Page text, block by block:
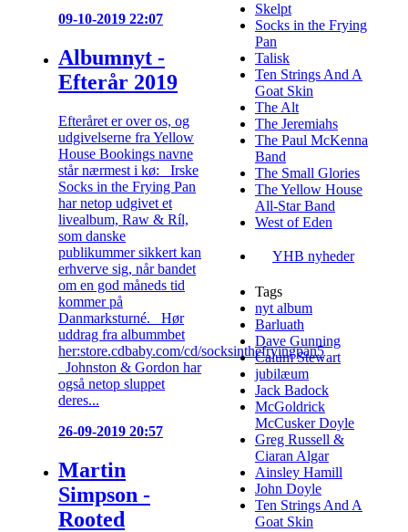
09-10-2019 22:07
Albumnyt -
Efterår 2019
Efteråret er over os, og
udgivelserne fra Yellow
House Bookings navne
står nærmest i kø: Irske
Socks in the Frying Pan
har netop udgivet et
livealbum, Raw & Ríl,
som danske
publikummer sikkert kan
erhverve sig, når bandet
om en god måneds tid
kommer på
Danmarksturné. Hør
uddrag fra albummbet
her:store.cdbaby.com/cd/socksinthefryingpan5
Johnston & Gordon har
også netop sluppet
deres...
26-09-2019 20:57
Martin
Simpson -
Rooted
Skelpt
Socks in the Frying
Pan
Talisk
Ten Strings And A
Goat Skin
The Alt
The Jeremiahs
The Paul McKenna
Band
The Small Glories
The Yellow House
All-Star Band
West of Eden
YHB nyheder
Tags
nyt album
Barluath
Dave Gunning
Calum Stewart
jubilæum
Jack Badock
McGoldrick
McCusker Doyle
Greg Russell &
Ciaran Algar
Ainsley Hamill
John Doyle
Ten Strings And A
Goat Skin